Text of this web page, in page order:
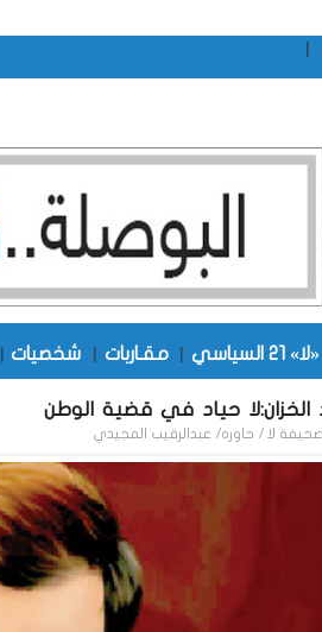
|
«لا» 21 السياسي | مقـاربات | شخصيات |
الخزان:لا حياد في قضية الوطن
صحيفة لا / حاوره/ عبدالرقيب المجيدي